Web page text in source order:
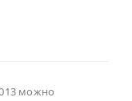
можно